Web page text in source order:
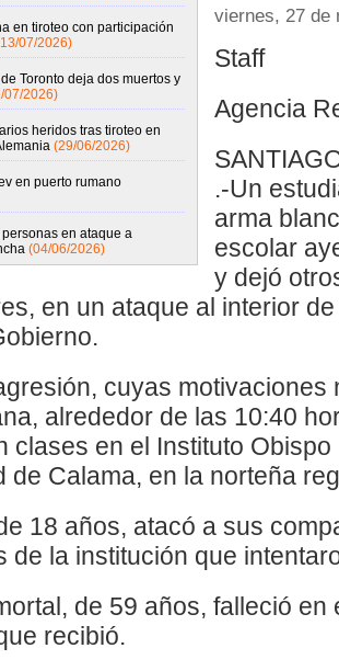
en tiroteo con participación
07/2026)
Toronto deja dos muertos y
07/2026)
heridos tras tiroteo en
(29/06/2026)
en puerto rumano
personas en ataque a
(04/06/2026)
viernes, 27 de
Staff
Agencia
.-Un
arma
escolar
y dejó
en un ataque al interior
cuyas
alrededor de las 10:40
clases en el Instituto
de Calama, en la norteña
18 años, atacó a sus
de la institución que
de 59 años, falleció en
recibió.